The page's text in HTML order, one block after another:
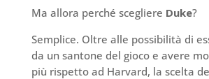
Ma allora perché scegliere Duke?
Semplice. Oltre alle possibilità di
da un santone del gioco e avere
più rispetto ad Harvard, la scelta